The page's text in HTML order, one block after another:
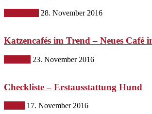
28. November 2016
Katzencafés im Trend – Neues Café
23. November 2016
Checkliste – Erstausstattung Hund
17. November 2016